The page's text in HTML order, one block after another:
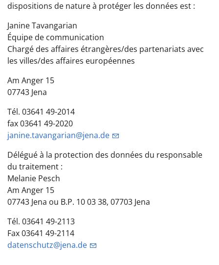
dispositions de nature à protéger les données est :
Janine Tavangarian
Équipe de communication
Chargé des affaires étrangères/des partenariats avec
les villes/des affaires européennes
Am Anger 15
07743 Jena
Tél. 03641 49-2014
fax 03641 49-2020
janine.tavangarian@jena.de
Délégué à la protection des données du responsable
du traitement :
Melanie Pesch
Am Anger 15
07743 Jena ou B.P. 10 03 38, 07703 Jena
Tél. 03641 49-2113
Fax 03641 49-2114
datenschutz@jena.de